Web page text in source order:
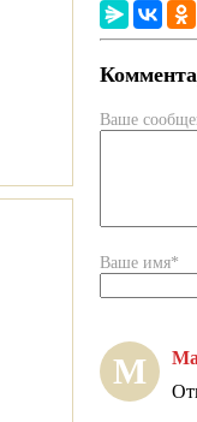
Ваше
Ваше имя*
М